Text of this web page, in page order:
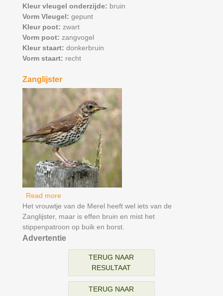
Kleur vleugel onderzijde: bruin
Vorm Vleugel: gepunt
Kleur poot: zwart
Vorm poot: zangvogel
Kleur staart: donkerbruin
Vorm staart: recht
Zanglijster
Read moreabout Zanglijster
Het vrouwtje van de Merel heeft wel iets van de
Zanglijster, maar is effen bruin en mist het
stippenpatroon op buik en borst.
Advertentie
TERUG NAAR
RESULTAAT
TERUG NAAR